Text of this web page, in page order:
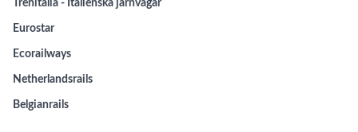
Trenitalia - Italienska järnvägar
Eurostar
Ecorailways
Netherlandsrails
Belgianrails